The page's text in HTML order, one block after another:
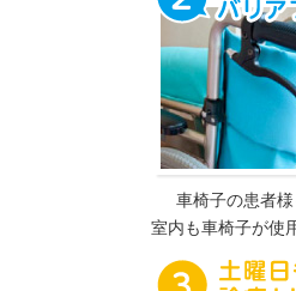
車椅子の患者様
室内も車椅子が使